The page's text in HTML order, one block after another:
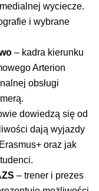
wyciecze.
i wybrane
– kadra kierunku
Arterion
obsługi
dowiedzą się od
dają wyjazdy
oraz jak
– trener i prezes